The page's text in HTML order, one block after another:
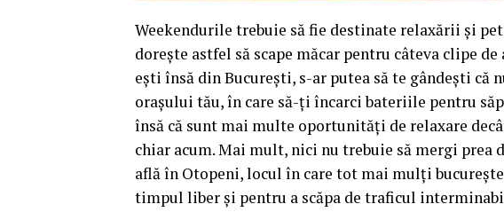
Weekendurile trebuie să fie destinate relaxării și
dorește astfel să scape măcar pentru câteva clipe
ești însă din București, s-ar putea să te gândești că
orașului tău, în care să-ți încarci bateriile pentru
însă că sunt mai multe oportunități de relaxare
chiar acum. Mai mult, nici nu trebuie să mergi prea
află în Otopeni, locul în care tot mai mulți
timpul liber și pentru a scăpa de traficul